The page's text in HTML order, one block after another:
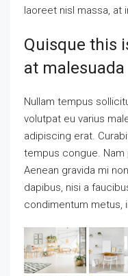
laoreet nisl massa, at
Quisque this
at malesuada
Nullam tempus
volutpat eu varius
adipiscing erat.
tempus congue. Nam
Aenean gravida mi
dapibus, nisi a
condimentum metus,